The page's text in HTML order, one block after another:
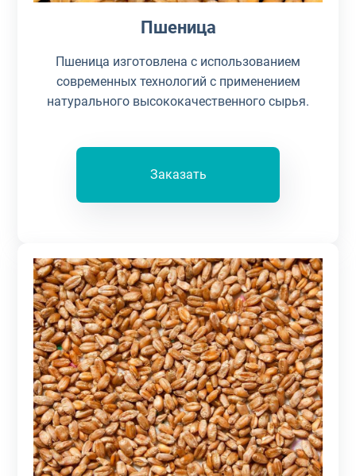
Пшеница
Пшеница изготовлена с использованием
современных технологий с применением
натурального высококачественного сырья.
Заказать